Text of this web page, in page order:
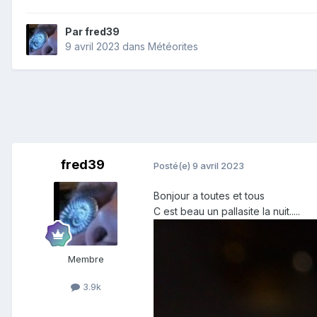
Parfred39
9 avril 2023 dans Météorites
fred39
Membre
3.9k
Posté(e) 9 avril 2023
Bonjour a toutes et tous
C est beau un pallasite la nuit.....